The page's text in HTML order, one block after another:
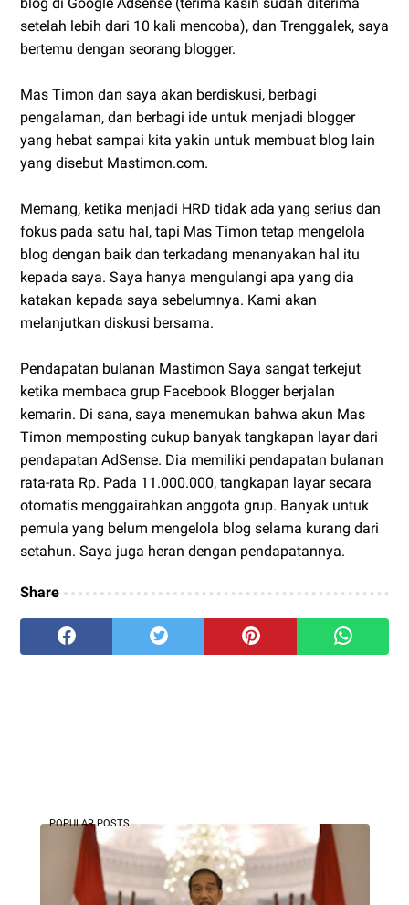
setelah lebih dari 10 kali mencoba), dan Trenggalek, saya
bertemu dengan seorang blogger.
Mas Timon dan saya akan berdiskusi, berbagi
pengalaman, dan berbagi ide untuk menjadi blogger
yang hebat sampai kita yakin untuk membuat blog lain
yang disebut Mastimon.com.
Memang, ketika menjadi HRD tidak ada yang serius dan
fokus pada satu hal, tapi Mas Timon tetap mengelola
blog dengan baik dan terkadang menanyakan hal itu
kepada saya. Saya hanya mengulangi apa yang dia
katakan kepada saya sebelumnya. Kami akan
melanjutkan diskusi bersama.
Pendapatan bulanan Mastimon Saya sangat terkejut
ketika membaca grup Facebook Blogger berjalan
kemarin. Di sana, saya menemukan bahwa akun Mas
Timon memposting cukup banyak tangkapan layar dari
pendapatan AdSense. Dia memiliki pendapatan bulanan
rata-rata Rp. Pada 11.000.000, tangkapan layar secara
otomatis menggairahkan anggota grup. Banyak untuk
pemula yang belum mengelola blog selama kurang dari
setahun. Saya juga heran dengan pendapatannya.
Share
POPULAR POSTS